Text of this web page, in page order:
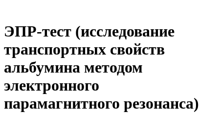
ЭПР-тест (исследование
транспортных свойств
альбумина методом
электронного
парамагнитного резонанса)